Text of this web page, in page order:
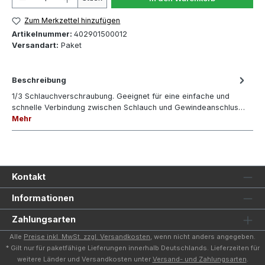
Zum Merkzettel hinzufügen
Artikelnummer: 402901500012
Versandart: Paket
Beschreibung
1/3 Schlauchverschraubung. Geeignet für eine einfache und
schnelle Verbindung zwischen Schlauch und Gewindeanschlus…
Mehr
Kontakt
Informationen
Zahlungsarten
Alle Preise inkl. MwSt. zzgl. Versandkosten, wenn nicht anders angegeben.
* Gilt nur für paketfähige Lieferungen innerhalb Deutschlands. Lieferzeiten für
weitere Länder und Versandkosten unter Versand- und Zahlungsarten.